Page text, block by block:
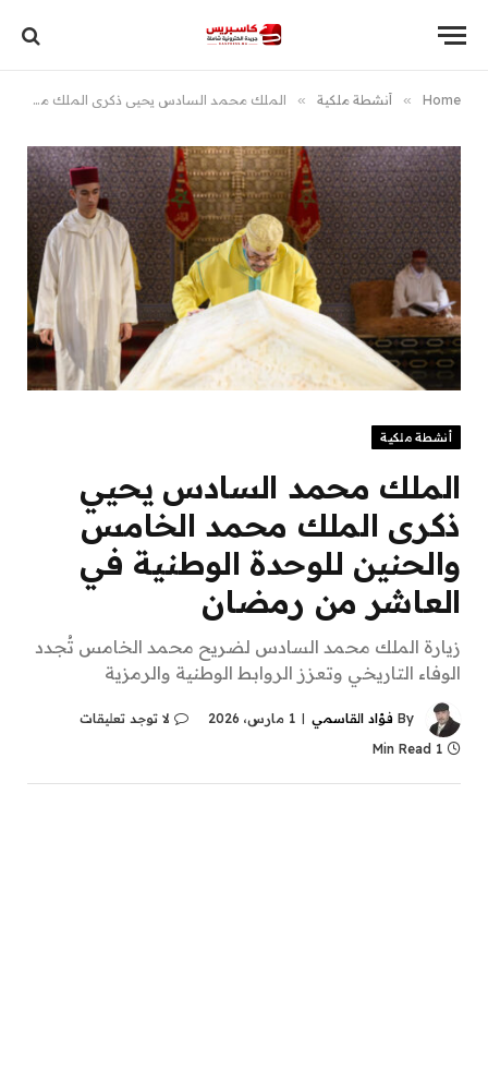
Home
» أنشطة ملكية » الملك محمد السادس يحيي ذكرى الملك محمد الخامس والحنين للوحدة الوطنية في العاشر من رمضان
أنشطة ملكية
الملك محمد السادس يحيي
ذكرى الملك محمد الخامس
والحنين للوحدة الوطنية في
العاشر من رمضان
زيارة الملك محمد السادس لضريح محمد الخامس تُجدد
الوفاء التاريخي وتعزز الروابط الوطنية والرمزية
By فؤاد القاسمي 1 مارس، 2026
لا توجد تعليقات
1 Min Read